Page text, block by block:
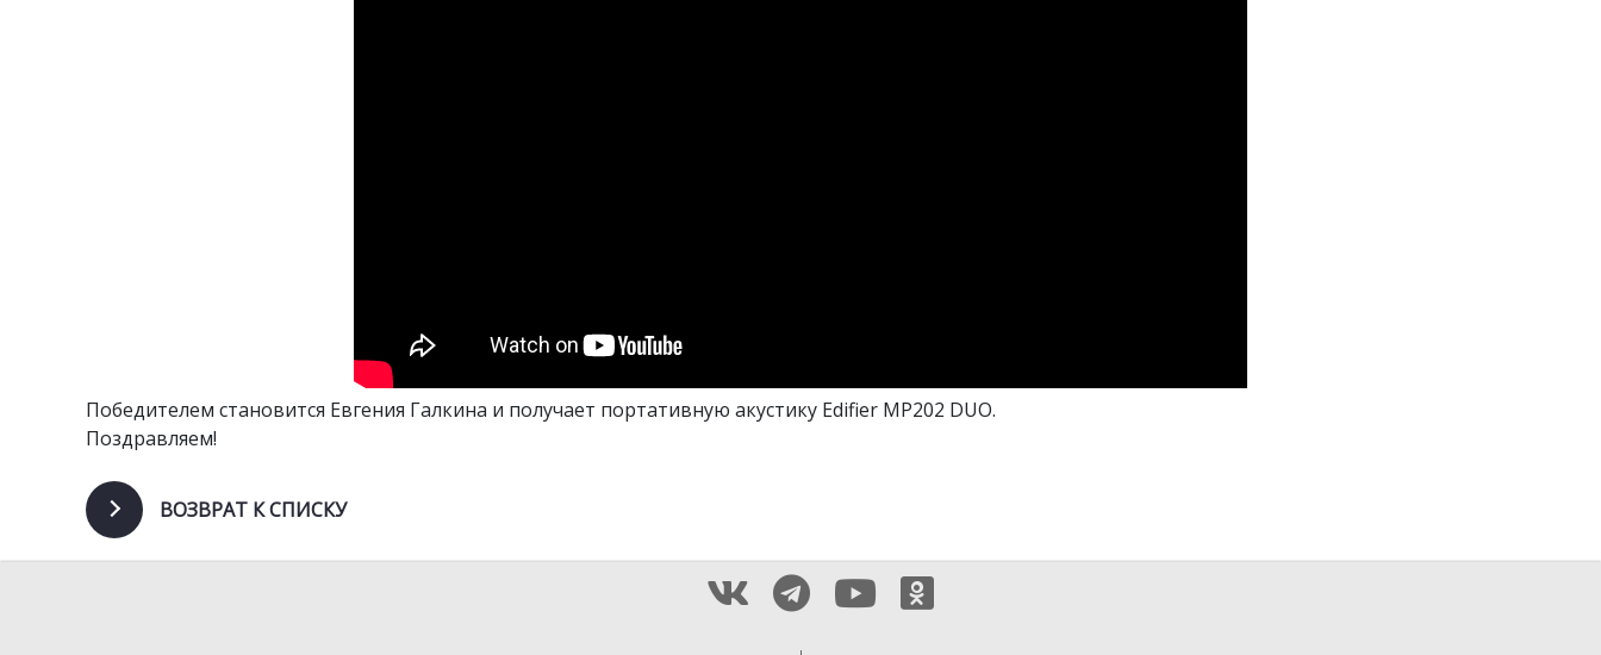
Победителем становится Евгения Галкина и получает портативную акустику Edifier MP202 DUO.
Поздравляем!
ВОЗВРАТ К СПИСКУ